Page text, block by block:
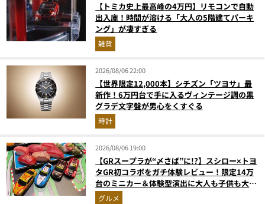
【トミカ史上最高峰の4万円】リモコンで自動
出入庫！時間が溶ける「大人の5階建てパーキ
ング」が凄すぎる
雑貨
2026/08/06 22:00
【世界限定12,000本】シチズン「ツヨサ」最
新作！6万円台で手に入るヴィンテージ調の黒
グラデ文字盤が男心をくすぐる
時計
2026/08/06 19:00
【GRスープラが“〆さば”に!?】スシロー×トヨ
タGR初コラボをガチ体験レビュー！限定14万
台のミニカー＆体験型演出に大人も子供も大興
奮間違いなし
グルメ